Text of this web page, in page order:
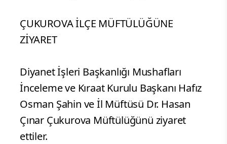
ÇUKUROVA İLÇE MÜFTÜLÜĞÜNE
ZİYARET
Diyanet İşleri Başkanlığı Mushafları
İnceleme ve Kıraat Kurulu Başkanı Hafız
Osman Şahin ve İl Müftüsü Dr. Hasan
Çınar Çukurova Müftülüğünü ziyaret
ettiler.